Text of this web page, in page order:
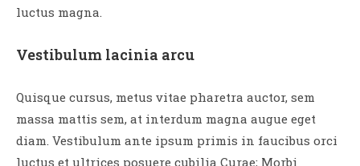
luctus magna.
Vestibulum lacinia arcu
Quisque cursus, metus vitae pharetra auctor, sem
massa mattis sem, at interdum magna augue eget
diam. Vestibulum ante ipsum primis in faucibus orci
luctus et ultrices posuere cubilia Curae; Morbi